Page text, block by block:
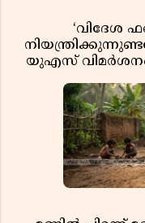
‘വിദേശ
യുഎസ്